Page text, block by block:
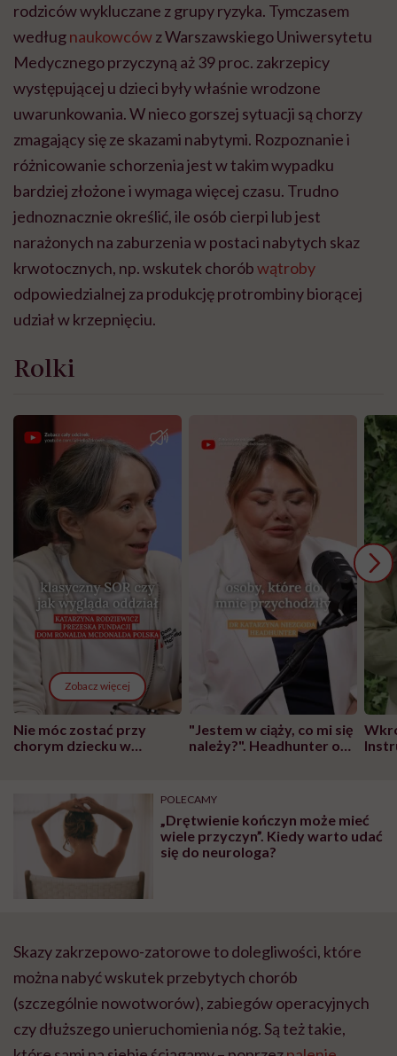
rodziców wykluczane z grupy ryzyka. Tymczasem
wedługnaukowcówz Warszawskiego Uniwersytetu
Medycznego przyczyną aż 39 proc. zakrzepicy
występującej u dzieci były właśnie wrodzone
uwarunkowania. W nieco gorszej sytuacji są chorzy
zmagający się ze skazami nabytymi. Rozpoznanie i
różnicowanie schorzenia jest w takim wypadku
bardziej złożone i wymaga więcej czasu. Trudno
jednoznacznie określić, ile osób cierpi lub jest
narażonych na zaburzenia w postaci nabytych skaz
krwotocznych, np. wskutek choróbwątroby
odpowiedzialnej za produkcję protrombiny biorącej
udział w krzepnięciu.
Rolki
Zobacz więcej
Nie móc zostać przy
chorym dziecku w
może chyba tylko
głupota i brak
wyobraźni"
"Jestem w ciąży, co mi się
należy?". Headhunter o
pracy
POLECAMY
„Drętwienie kończyn może mieć
wiele przyczyn”. Kiedy warto udać
się do neurologa?
Skazy zakrzepowo-zatorowe to dolegliwości, które
można nabyć wskutek przebytych chorób
(szczególnie nowotworów), zabiegów operacyjnych
czy dłuższego unieruchomienia nóg. Są też takie,